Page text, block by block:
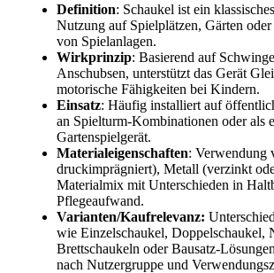
Definition: Schaukel ist ein
Nutzung auf Spielplätzen, Gärten oder
von Spielanlagen.
Wirkprinzip: Basierend auf
Anschubsen, unterstützt das Gerät
motorische Fähigkeiten bei Kindern.
Einsatz: Häufig installiert auf
an Spielturm-Kombinationen oder als
Gartenspielgerät.
Materialeigenschaften: Verwendung
druckimprägniert), Metall (verzinkt
Materialmix mit Unterschieden in
Pflegeaufwand.
Varianten/Kaufrelevanz:
wie Einzelschaukel, Doppelschaukel,
Brettschaukeln oder Bausatz-
nach Nutzergruppe und